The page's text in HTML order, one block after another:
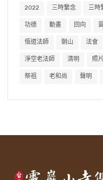
2022 三時繫念 三時
功德 動畫 回向
悟道法師 朝山 法會
淨空老法師 清明 照片
祭祖 老和尚 聲明